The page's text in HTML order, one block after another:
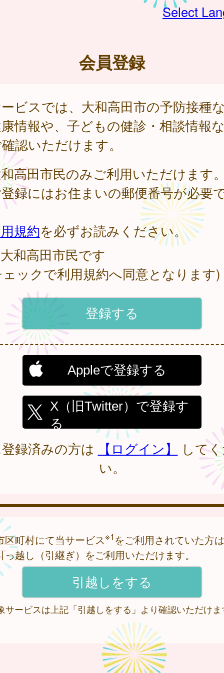
Select
会員登録
ビスでは、大和高田市の予防接種
情報や、子どもの健診・相談情報
認いただけます。
高田市民のみご利用いただけます
録にはお住まいの郵便番号が必要
規約を必ずお読みください。
和高田市民です
ックで利用規約へ同意となります)
Appleで登録する
X（旧Twitter）で登録す
る
録済みの方は 【ログイン】
して
い。
区町村にて当サービス※1 をご利用されていた方
っ越し（引継ぎ）をご利用いただけます。
サービスは上記「引越しをする」より確認いただけま